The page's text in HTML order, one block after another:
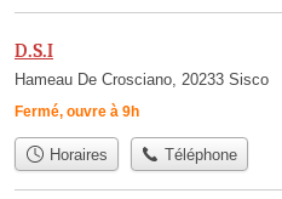
D.S.I
Hameau De Crosciano, 20233 Sisco
Fermé, ouvre à 9h
Horaires Téléphone